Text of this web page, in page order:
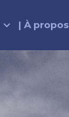
| À propos